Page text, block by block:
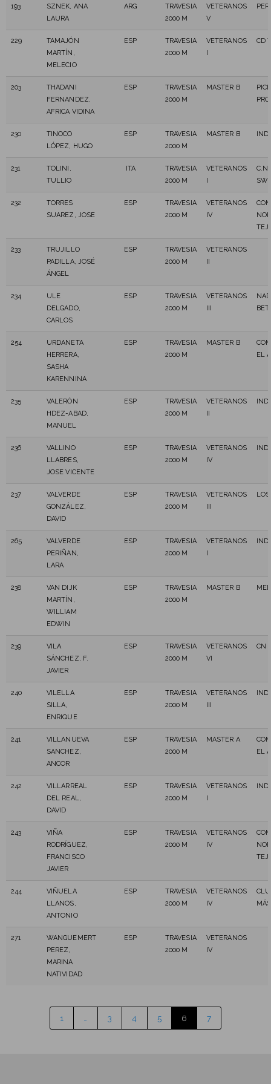
193
SZNEK, ANA
LAURA
ARG
TRAVESIA
2000 M
VETERANOS
V
229
TAMAJÓN
MARTÍN,
MELECIO
ESP
TRAVESIA
2000 M
VETERANOS
CD
203
THADANI
FERNANDEZ,
AFRICA VIDINA
ESP
TRAVESIA
2000 M
MASTER B
230
TINOCO
LÓPEZ, HUGO
ESP
TRAVESIA
2000 M
MASTER B
231
TOLINI,
TULLIO
ITA
TRAVESIA
2000 M
VETERANOS
C.N.
232
TORRES
SUAREZ, JOSE
ESP
TRAVESIA
2000 M
VETERANOS
IV
233
TRUJILLO
PADILLA, JOSÉ
ÁNGEL
ESP
TRAVESIA
2000 M
VETERANOS
234
ULE
DELGADO,
CARLOS
ESP
TRAVESIA
2000 M
VETERANOS
254
URDANETA
HERRERA,
SASHA
KARENNINA
ESP
TRAVESIA
2000 M
MASTER B
EL
235
VALERÓN
HDEZ-ABAD,
MANUEL
ESP
TRAVESIA
2000 M
VETERANOS
236
VALLINO
LLABRES,
JOSE VICENTE
ESP
TRAVESIA
2000 M
VETERANOS
IV
237
VALVERDE
GONZÁLEZ,
DAVID
ESP
TRAVESIA
2000 M
VETERANOS
265
VALVERDE
PERIÑAN,
LARA
ESP
TRAVESIA
2000 M
VETERANOS
238
VAN DIJK
MARTÍN,
WILLIAM
EDWIN
ESP
TRAVESIA
2000 M
MASTER B
239
VILA
SÁNCHEZ, F.
JAVIER
ESP
TRAVESIA
2000 M
VETERANOS
VI
CN
240
VILELLA
SILLA,
ENRIQUE
ESP
TRAVESIA
2000 M
VETERANOS
241
VILLANUEVA
SANCHEZ,
ANCOR
ESP
TRAVESIA
2000 M
MASTER A
EL
242
VILLARREAL
DEL REAL,
DAVID
ESP
TRAVESIA
2000 M
VETERANOS
243
VIÑA
RODRÍGUEZ,
FRANCISCO
JAVIER
ESP
TRAVESIA
2000 M
VETERANOS
IV
244
VIÑUELA
LLANOS,
ANTONIO
ESP
TRAVESIA
2000 M
VETERANOS
IV
271
WANGUEMERT
PEREZ,
MARINA
NATIVIDAD
ESP
TRAVESIA
2000 M
VETERANOS
IV
1 3 4 5 6 7